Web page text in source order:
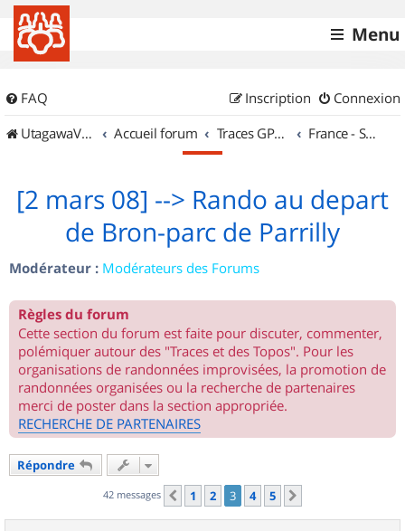
Menu
FAQ Connexion
Inscription
UtagawaVTT (Randos VTT et VTTAE avec traces GPS)
Accueil forum Traces GPS de randos VTT France - Sud Est
[2 mars 08] --> Rando au depart
de Bron-parc de Parrilly
Modérateur : Modérateurs des Forums
Règles du forum
Cette section du forum est faite pour discuter, commenter,
polémiquer autour des "Traces et des Topos". Pour les
organisations de randonnées improvisées, la promotion de
randonnées organisées ou la recherche de partenaires
merci de poster dans la section appropriée.
RECHERCHE DE PARTENAIRES
Répondre
42 messages Précédent
1 2 3 4 5